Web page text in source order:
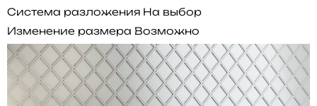
Система разложения На выбор
Изменение размера Возможно